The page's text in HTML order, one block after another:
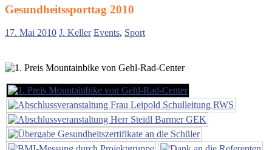
Gesundheitssporttag 2010
17. Mai 2010 J. Keller Events, Sport